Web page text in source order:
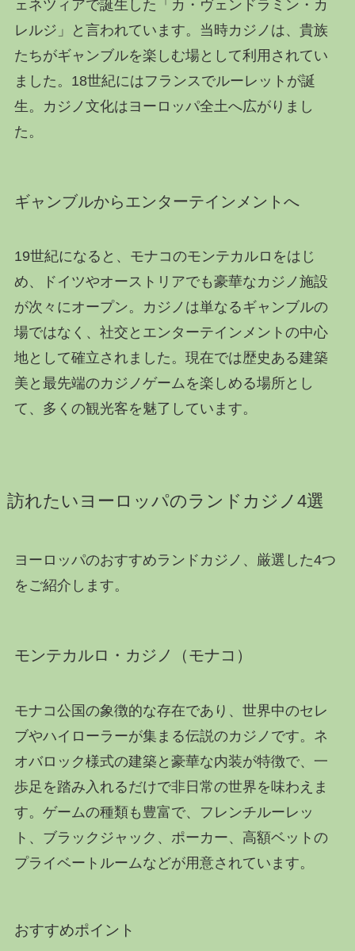
ェネツィアで誕生した「カ・ヴェンドラミン・カ
レルジ」と言われています。当時カジノは、貴族
たちがギャンブルを楽しむ場として利用されてい
ました。18世紀にはフランスでルーレットが誕
生。カジノ文化はヨーロッパ全土へ広がりまし
た。
ギャンブルからエンターテインメントへ
19世紀になると、モナコのモンテカルロをはじ
め、ドイツやオーストリアでも豪華なカジノ施設
が次々にオープン。カジノは単なるギャンブルの
場ではなく、社交とエンターテインメントの中心
地として確立されました。現在では歴史ある建築
美と最先端のカジノゲームを楽しめる場所とし
て、多くの観光客を魅了しています。
訪れたいヨーロッパのランドカジノ4選
ヨーロッパのおすすめランドカジノ、厳選した4つ
をご紹介します。
モンテカルロ・カジノ（モナコ）
モナコ公国の象徴的な存在であり、世界中のセレ
ブやハイローラーが集まる伝説のカジノです。ネ
オバロック様式の建築と豪華な内装が特徴で、一
歩足を踏み入れるだけで非日常の世界を味わえま
す。ゲームの種類も豊富で、フレンチルーレッ
ト、ブラックジャック、ポーカー、高額ベットの
プライベートルームなどが用意されています。
おすすめポイント